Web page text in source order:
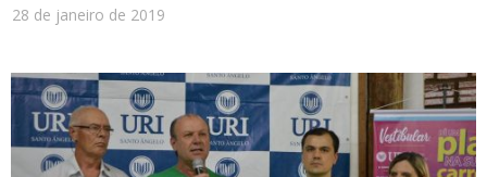
28 de janeiro de 2019